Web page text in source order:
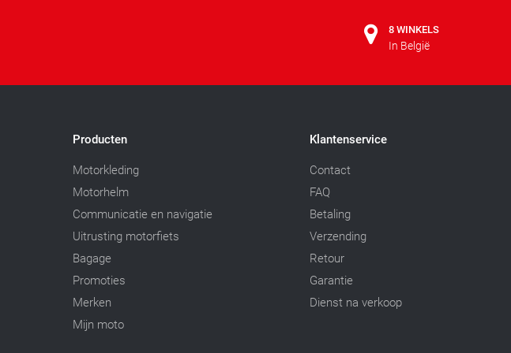
8 WINKELS
In België
Producten
Motorkleding
Motorhelm
Communicatie en navigatie
Uitrusting motorfiets
Bagage
Promoties
Merken
Mijn moto
Klantenservice
Contact
FAQ
Betaling
Verzending
Retour
Garantie
Dienst na verkoop